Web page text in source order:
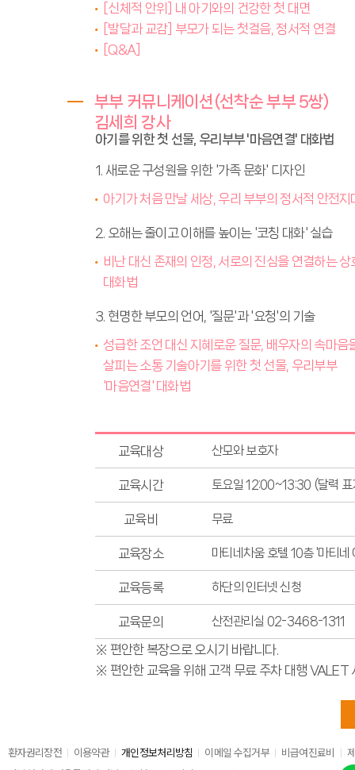
[신체적 안위] 내 아기와의 건강한 첫 대면
[발달과 교감] 부모가 되는 첫걸음, 정서적 연결
[Q&A]
부부 커뮤니케이션(선착순 부부 5쌍)
김세희 강사
아기를 위한 첫 선물, 우리부부 '마음연결' 대화법
1. 새로운 구성원을 위한 '가족 문화' 디자인
아기가 처음 만날 세상, 우리 부부의 정서적 안전지
2. 오해는 줄이고 이해를 높이는 '코칭 대화' 실습
비난 대신 존재의 인정, 서로의 진심을 연결하는 상
대화법
3. 현명한 부모의 언어, '질문'과 '요청'의 기술
성급한 조언 대신 지혜로운 질문, 배우자의 속마음
살피는 소통 기술아기를 위한 첫 선물, 우리부부
'마음연결' 대화법
교육대상 산모와 보호자
교육시간 토요일 12:00~13:30 (달력 표
교육비 무료
교육장소 마티네차움 호텔 10층 '마티네
교육등록 하단의 인터넷 신청
교육문의 산전관리실 02-3468-1311
※ 편안한 복장으로 오시기 바랍니다.
※ 편안한 교육을 위해 고객 무료 주차 대행 VALET
환자권리장전 이용약관 개인정보처리방침 이메일 수집거부 비급여진료비